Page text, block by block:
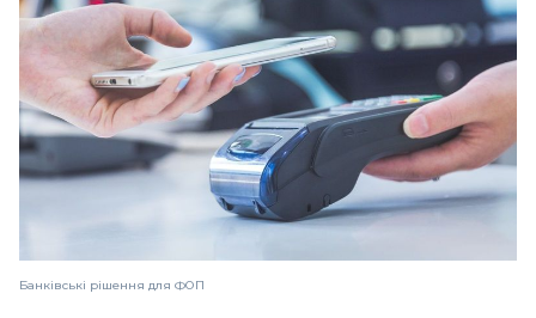
Банківські рішення для ФОП